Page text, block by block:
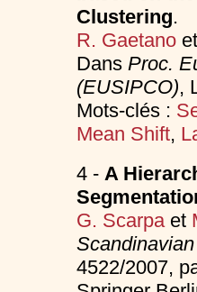
Clustering.
R. Gaetano
Dans Proc.
(EUSIPCO),
Mots-clés :
Mean Shift,
4 - A
G. Scarpaet
4522/2007,